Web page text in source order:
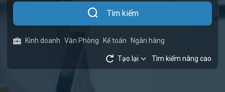
Tìm kiếm
Kinh doanh Văn Phòng Kế toán Ngân hàng
Tạo lại Tìm kiếm nâng cao